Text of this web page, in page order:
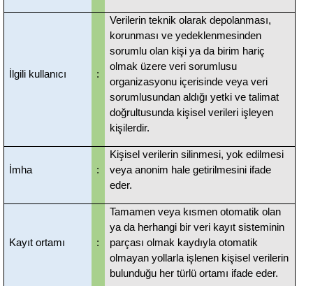
İlgili kullanıcı :
Verilerin teknik olarak depolanması,
korunması ve yedeklenmesinden
sorumlu olan kişi ya da birim hariç
olmak üzere veri sorumlusu
organizasyonu içerisinde veya veri
sorumlusundan aldığı yetki ve talimat
doğrultusunda kişisel verileri işleyen
kişilerdir.
İmha :
Kişisel verilerin silinmesi, yok edilmesi
veya anonim hale getirilmesini ifade
eder.
Kayıt ortamı :
Tamamen veya kısmen otomatik olan
ya da herhangi bir veri kayıt sisteminin
parçası olmak kaydıyla otomatik
olmayan yollarla işlenen kişisel verilerin
bulunduğu her türlü ortamı ifade eder.